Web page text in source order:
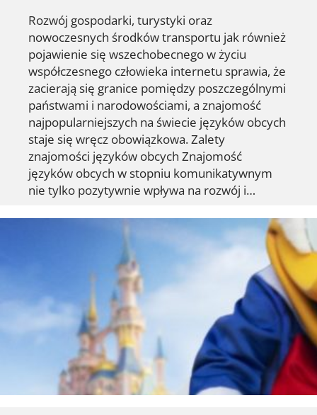
Rozwój gospodarki, turystyki oraz
nowoczesnych środków transportu jak również
pojawienie się wszechobecnego w życiu
współczesnego człowieka internetu sprawia, że
zacierają się granice pomiędzy poszczególnymi
państwami i narodowościami, a znajomość
najpopularniejszych na świecie języków obcych
staje się wręcz obowiązkowa. Zalety
znajomości języków obcych Znajomość
języków obcych w stopniu komunikatywnym
nie tylko pozytywnie wpływa na rozwój i…